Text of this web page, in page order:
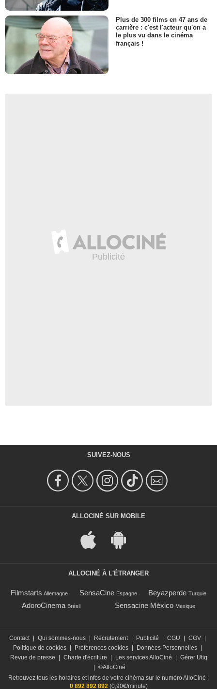
Plus de 300 films en 47 ans de
carrière : c'est l'acteur qu'on a
le plus vu dans le cinéma
français !
SUIVEZ-NOUS
ALLOCINÉ SUR MOBILE
ALLOCINÉ À L'ÉTRANGER
Filmstarts Allemagne SensaCine Espagne Beyazperde Turquie
AdoroCinema Brésil Sensacine México Mexique
Contact | Qui sommes-nous | Recrutement | Publicité | CGU | CGV |
Politique de cookies | Préférences cookies | Données Personnelles |
Revue de presse
| Charte d'écriture | Les services AlloCiné | Gérer Utiq
| ©AlloCiné
Retrouvez tous les horaires et infos de votre cinéma sur le numéro AlloCiné :
0 892 892 892 (0,90€/minute)